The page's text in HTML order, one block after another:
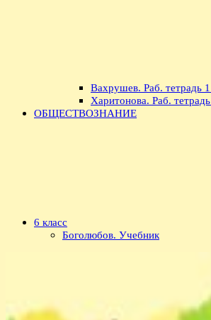
Вахрушев. Раб. тетрадь
Харитонова. Раб.
ОБЩЕСТВОЗНАНИЕ
6 класс
Боголюбов. Учебник